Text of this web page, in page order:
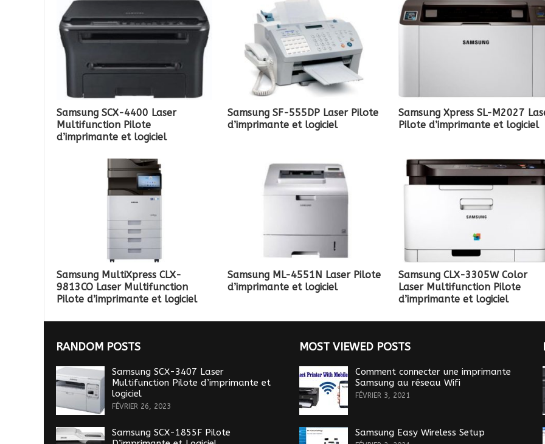
Samsung SCX-4400 Laser
Multifunction Pilote
d’imprimante et logiciel
Samsung SF-555DP Laser Pilote
d’imprimante et logiciel
Samsung Xpress SL-M2027
Pilote d’imprimante et logiciel
Samsung MultiXpress CLX-
9813CO Laser Multifunction
Pilote d’imprimante et logiciel
Samsung ML-4551N Laser Pilote
d’imprimante et logiciel
Samsung CLX-3305W Color
Laser Multifunction Pilote
d’imprimante et logiciel
RANDOM POSTS
Samsung SCX-3407 Laser
Multifunction Pilote d’imprimante et
logiciel
FÉVRIER 26, 2023
Samsung SCX-1855F Pilote
MOST VIEWED POSTS
Comment connecter une imprimante
Samsung au réseau Wifi
FÉVRIER 3, 2021
Samsung Easy Wireless Setup